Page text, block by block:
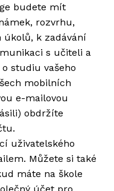
budete mít
rozvrhu,
úkolů, k zadávání
s učiteli a
studiu vašeho
mobilních
e-mailovou
obdržíte
uživatelského
Můžete si také
máte na škole
účet pro